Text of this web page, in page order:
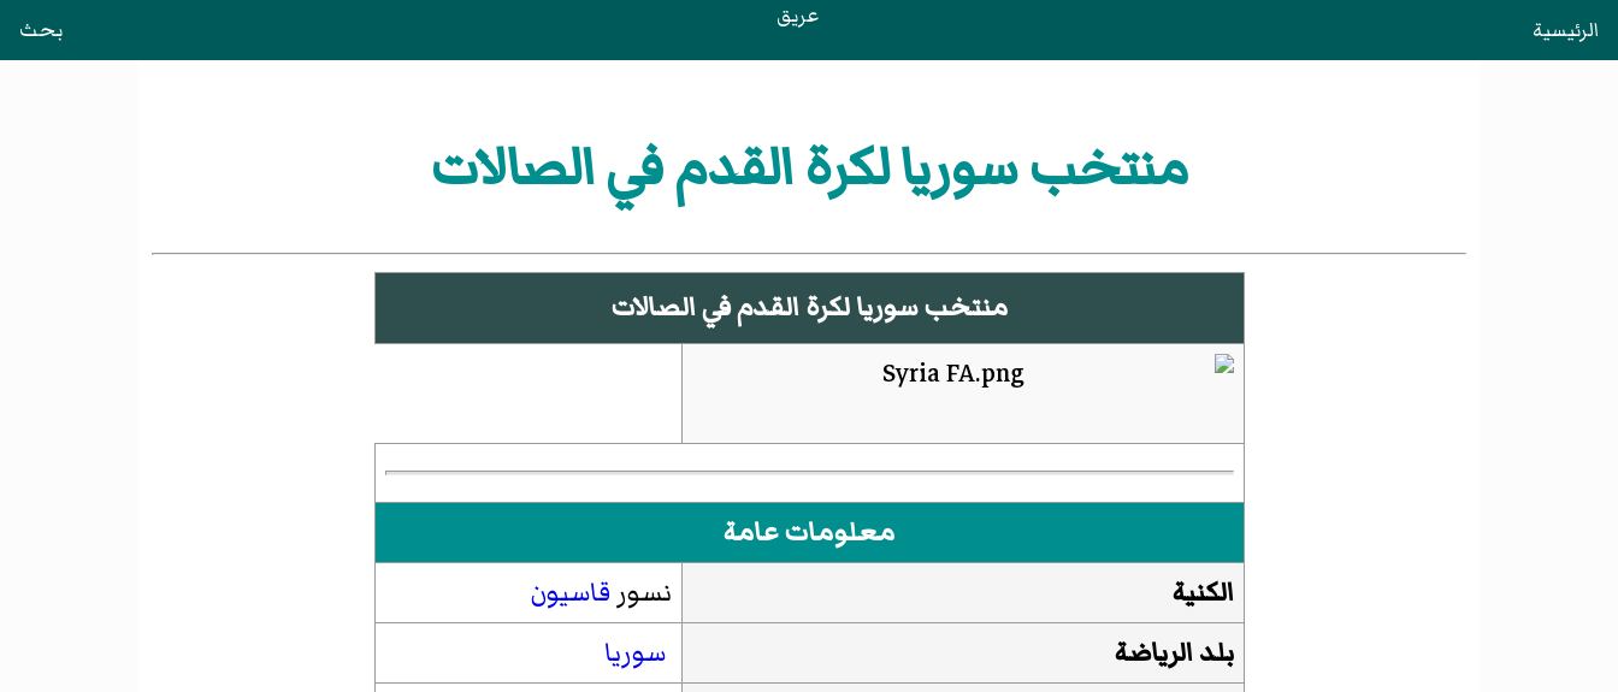
الرئيسية عريق بحث
منتخب سوريا لكرة القدم في الصالات
منتخب سوريا لكرة القدم في الصالات
معلومات عامة
الكنية
نسور قاسيون
بلد الرياضة
سوريا